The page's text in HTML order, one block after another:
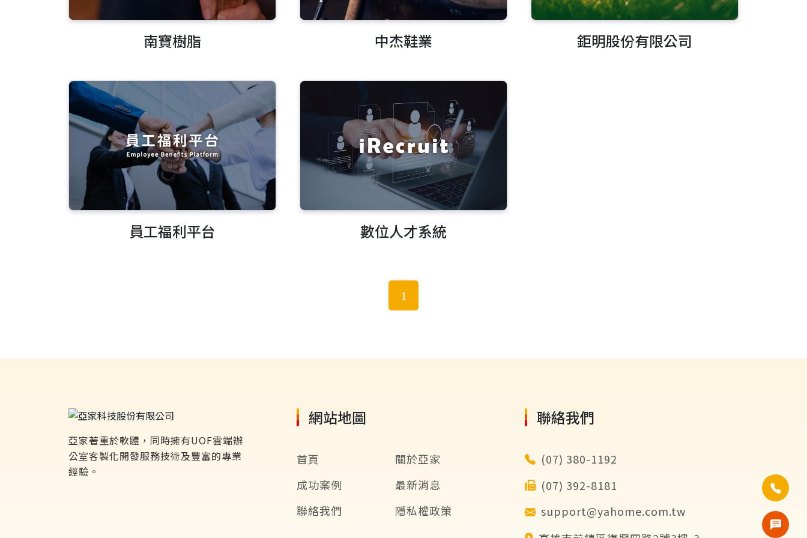
南寶樹脂 中杰鞋業 鉅明股份有限公司
員工福利平台 數位人才系統
1
亞家著重於軟體，同時擁有UOF雲端辦
公室客製化開發服務技術及豐富的專業
經驗。
網站地圖
首頁
關於亞家
成功案例
最新消息
聯絡我們
隱私權政策
聯絡我們
(07) 380-1192
(07) 392-8181
support@yahome.com.tw